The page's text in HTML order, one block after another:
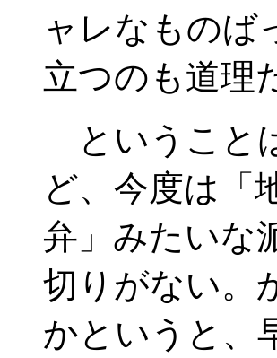
ャレなものば
立つのも道理
ということ
ど、今度は「
弁」みたいな
切りがない。
かというと、